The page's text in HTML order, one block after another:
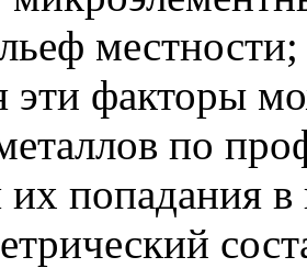
эти факторы
по
попадания